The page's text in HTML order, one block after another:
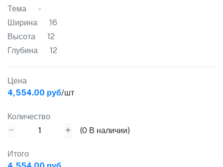
Тема
-
Ширина
16
Высота
12
Глубина
12
Цена
4,554.00 руб/шт
Количество
(0 В наличии)
Итого